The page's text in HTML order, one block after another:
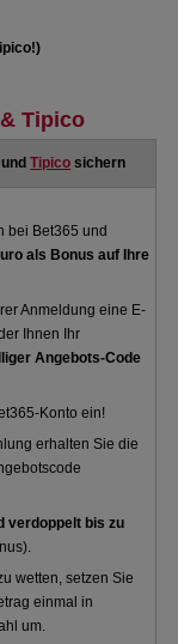
Tipico
undTipico sichern
bei Bet365 und
als Bonus auf Ihre
Anmeldung eine E-
Ihnen Ihr
Angebots-Code
Konto ein!
erhalten Sie die
verdoppelt bis zu
wetten, setzen Sie
einmal in
um.